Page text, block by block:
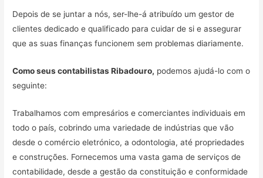
Depois de se juntar a nós, ser-lhe-á atribuído um gestor de
clientes dedicado e qualificado para cuidar de si e assegurar
que as suas finanças funcionem sem problemas diariamente.
Como seus contabilistas Ribadouro, podemos ajudá-lo com o
seguinte:
Trabalhamos com empresários e comerciantes individuais em
todo o país, cobrindo uma variedade de indústrias que vão
desde o comércio eletrónico, a odontologia, até propriedades
e construções. Fornecemos uma vasta gama de serviços de
contabilidade, desde a gestão da constituição e conformidade